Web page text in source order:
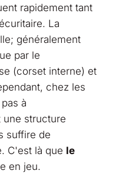
rapidement tant
La
généralement
par le
(corset interne) et
chez les
à
une structure
suffire de
C'est là que le
en jeu.